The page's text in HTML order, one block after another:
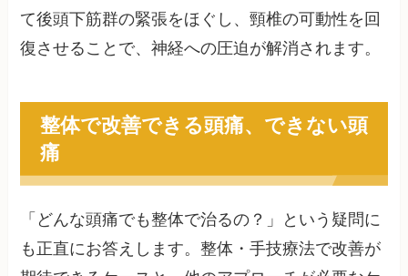
て後頭下筋群の緊張をほぐし、頸椎の可動性を回
復させることで、神経への圧迫が解消されます。
整体で改善できる頭痛、できない頭
痛
「どんな頭痛でも整体で治るの？」という疑問に
も正直にお答えします。整体・手技療法で改善が